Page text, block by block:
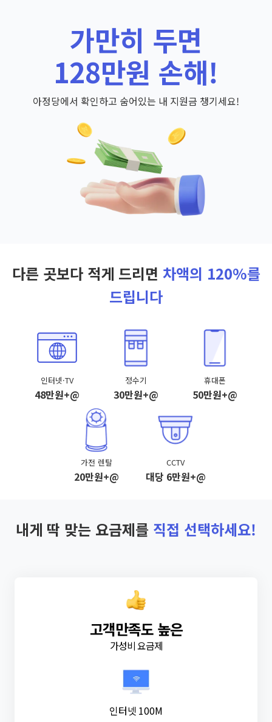
가만히 두면
128만원 손해!
아정당에서 확인하고 숨어있는 내 지원금 챙기세요!
다른 곳보다 적게 드리면 차액의 120%를
드립니다
인터넷·TV
48만원+@
정수기
30만원+@
휴대폰
50만원+@
가전 렌탈
20만원+@
CCTV
대당 6만원+@
내게 딱 맞는 요금제를 직접 선택하세요!
고객만족도 높은
가성비 요금제
인터넷 100M